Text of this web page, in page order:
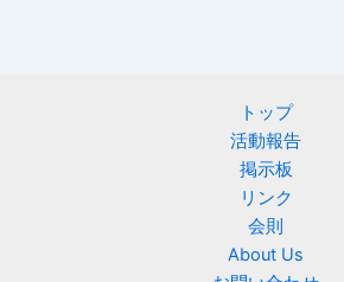
トップ
活動報告
掲示板
リンク
会則
About Us